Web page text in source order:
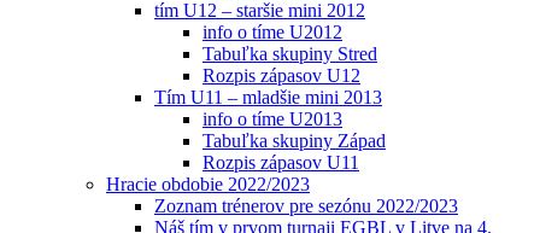
tím U12 – staršie mini 2012
info o tíme U2012
Tabuľka skupiny Stred
Rozpis zápasov U12
Tím U11 – mladšie mini 2013
info o tíme U2013
Tabuľka skupiny Západ
Rozpis zápasov U11
Hracie obdobie 2022/2023
Zoznam trénerov pre sezónu 2022/2023
Náš tím v prvom turnaji EGBL v Litve na 4.